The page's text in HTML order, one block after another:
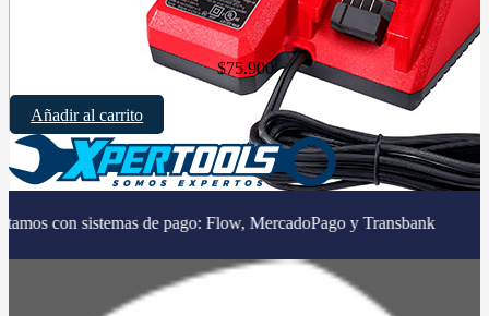
$75.900
Añadir al carrito
de pago: Flow, MercadoPago y Transbank